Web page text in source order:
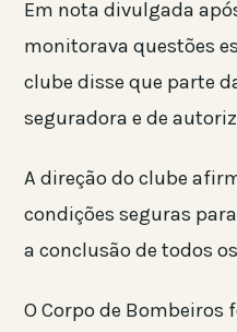
Em nota divulgada
monitorava questões
clube disse que parte
seguradora e de
A direção do clube
condições seguras
a conclusão de todos
O Corpo de Bombeiros